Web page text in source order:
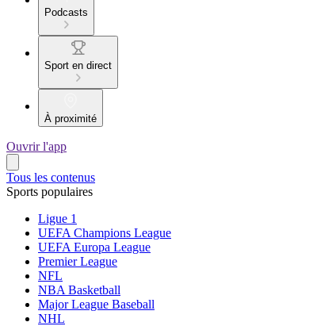
Podcasts
Sport en direct
À proximité
Ouvrir l'app
Tous les contenus
Sports populaires
Ligue 1
UEFA Champions League
UEFA Europa League
Premier League
NFL
NBA Basketball
Major League Baseball
NHL